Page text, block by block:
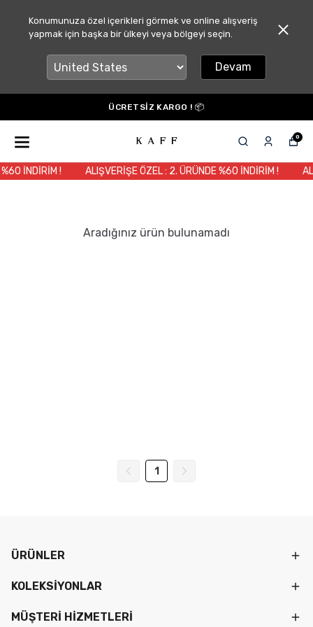
Konumunuza özel içerikleri görmek ve online alışveriş
yapmak için başka bir ülkeyi veya bölgeyi seçin.
Devam
ÜCRETSİZ KARGO ! 📦
0
İNDİRİM ! ALIŞVERİŞE ÖZEL : 2. ÜRÜNDE %60 İNDİRİM !
Aradığınız ürün bulunamadı
1
ÜRÜNLER
KOLEKSİYONLAR
MÜŞTERİ HİZMETLERİ